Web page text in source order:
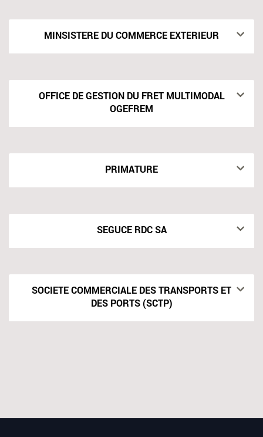
MINSISTERE DU COMMERCE EXTERIEUR
OFFICE DE GESTION DU FRET MULTIMODAL
OGEFREM
PRIMATURE
SEGUCE RDC SA
SOCIETE COMMERCIALE DES TRANSPORTS ET
DES PORTS (SCTP)